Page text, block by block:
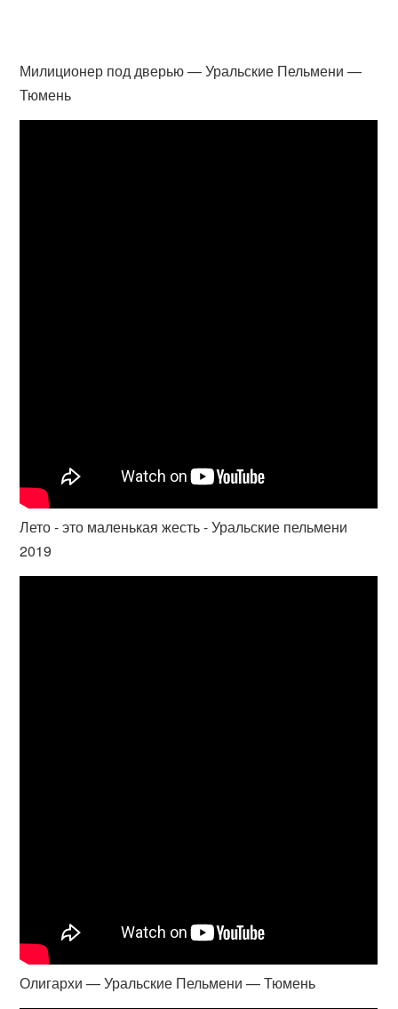
Милиционер под дверью — Уральские Пельмени —
Тюмень
Лето - это маленькая жесть - Уральские пельмени
2019
Олигархи — Уральские Пельмени — Тюмень